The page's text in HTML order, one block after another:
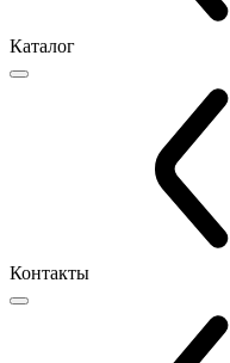
Каталог
Контакты